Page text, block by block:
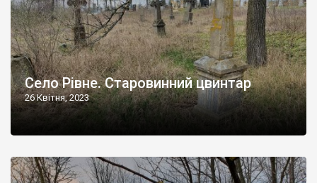
Село Рівне. Старовинний цвинтар
26 Квітня, 2023